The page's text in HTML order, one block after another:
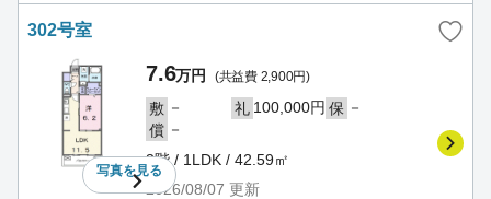
302号室
写真を見る
7.6万円 (共益費 2,900円)
敷 － 礼 100,000円 保 －
償 －
3階 / 1LDK / 42.59㎡
2026/08/07 更新